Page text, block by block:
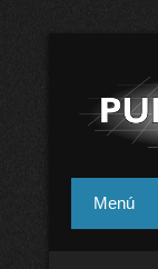
Menú